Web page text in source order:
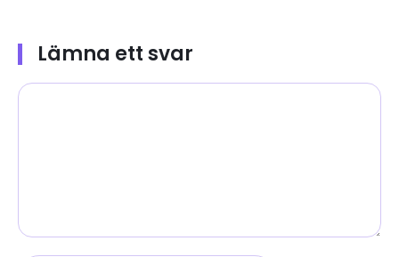
Lämna ett svar